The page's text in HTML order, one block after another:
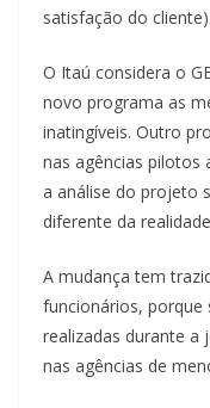
satisfação do cliente).
O Itaú considera o
novo programa as
inatingíveis. Outro
nas agências pilotos
a análise do projeto
diferente da
A mudança tem
funcionários, porque
realizadas durante a
nas agências de